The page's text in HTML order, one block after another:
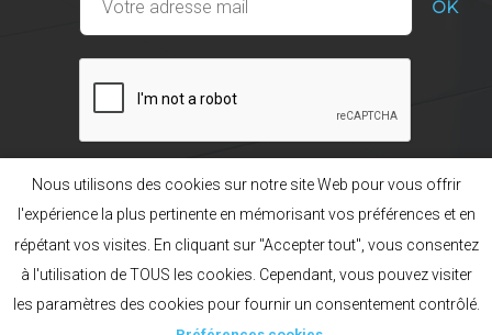
Nos gammes
La marque POL’HOP
Préférences cookies
Mentions légales
Plan du site
Création acti
Français English Русский
Nous utilisons des cookies sur notre site Web pour vous offrir
l'expérience la plus pertinente en mémorisant vos préférences et en
répétant vos visites. En cliquant sur "Accepter tout", vous consentez
à l'utilisation de TOUS les cookies. Cependant, vous pouvez visiter
les paramètres des cookies pour fournir un consentement contrôlé.